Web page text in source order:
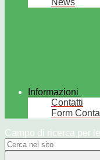
News
Informazioni
Contatti
Form
Campo di ricerca per